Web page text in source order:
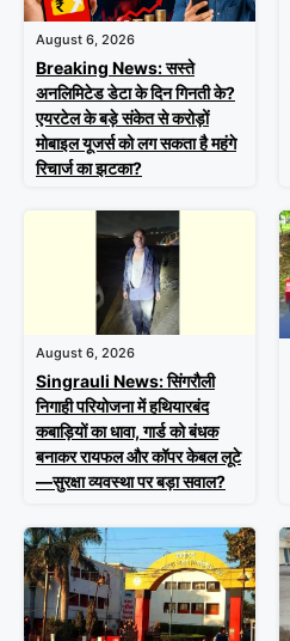
August 6, 2026
Breaking News: सस्ते
अनलिमिटेड डेटा के दिन गिनती के?
एयरटेल के बड़े संकेत से करोड़ों
मोबाइल यूजर्स को लग सकता है महंगे
रिचार्ज का झटका?
August 6, 2026
Singrauli News: सिंगरौली
निगाही परियोजना में हथियारबंद
कबाड़ियों का धावा, गार्ड को बंधक
बनाकर रायफल और कॉपर केबल लूटे
—सुरक्षा व्यवस्था पर बड़ा सवाल?